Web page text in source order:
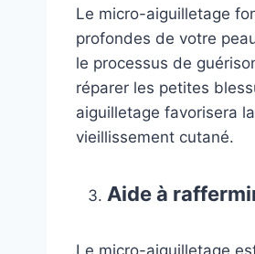
Le micro-aiguilletage
profondes de votre
le processus de
réparer les petites
aiguilletage favorisera
vieillissement cutané.
Aide à
Le micro-aiguilletage